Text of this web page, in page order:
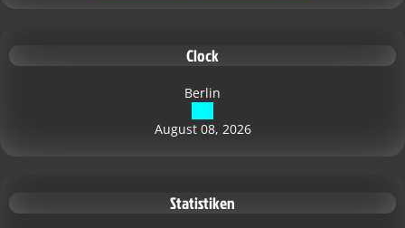
Clock
Berlin
August 08, 2026
Statistiken